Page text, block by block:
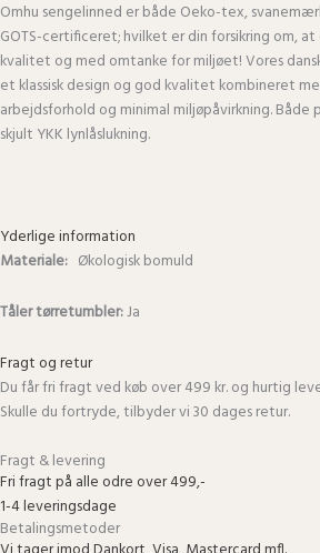
Omhu sengelinned er både Oeko-tex,
GOTS-certificeret; hvilket er din forsikring om,
kvalitet og med omtanke for miljøet! Vores
et klassisk design og god kvalitet kombineret
arbejdsforhold og minimal miljøpåvirkning.
skjult YKK lynlåslukning.
Yderlige information
Materiale: Økologisk bomuld
Tåler tørretumbler:Ja
Fragt og retur
Du får fri fragt ved køb over 499 kr. og hurtig
Skulle du fortryde, tilbyder vi 30 dages retur.
Fragt & levering
Fri fragt på alle odre over 499,-
1-4 leveringsdage
Betalingsmetoder